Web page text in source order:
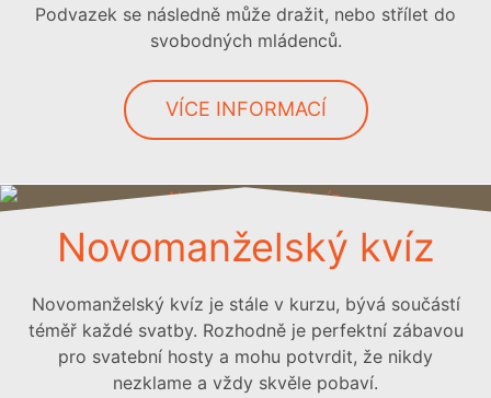
Podvazek se následně může dražit, nebo střílet do
svobodných mládenců.
VÍCE INFORMACÍ
Novomanželský kvíz
Novomanželský kvíz je stále v kurzu, bývá součástí
téměř každé svatby. Rozhodně je perfektní zábavou
pro svatební hosty a mohu potvrdit, že nikdy
nezklame a vždy skvěle pobaví.